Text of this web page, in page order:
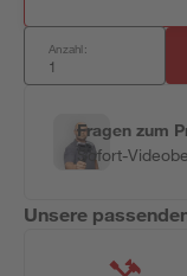
Anzahl:
Fragen zum
Sofort-
Unsere